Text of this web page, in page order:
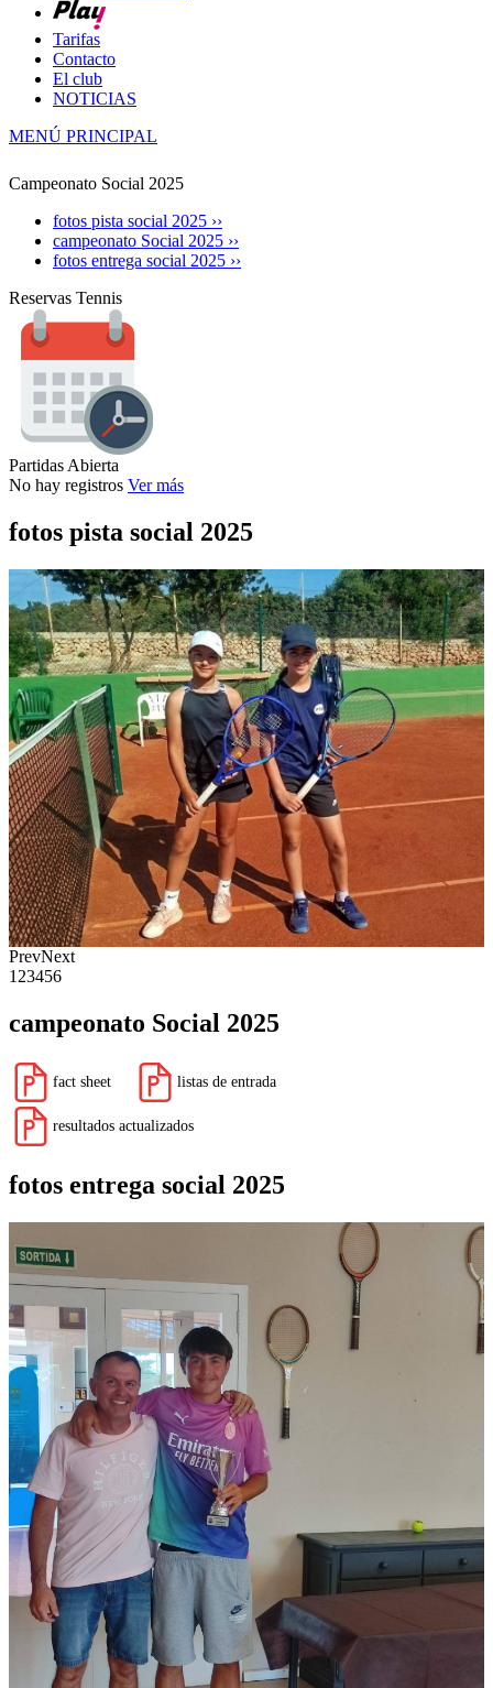
Tarifas
Contacto
El club
NOTICIAS
MENÚ PRINCIPAL
Campeonato Social 2025
fotos pista social 2025 ››
campeonato Social 2025 ››
fotos entrega social 2025 ››
Reservas Tennis
Partidas Abierta
No hay registros Ver más
fotos pista social 2025
PrevNext
1 23456
campeonato Social 2025
fact sheet listas de entrada
resultados actualizados
fotos entrega social 2025